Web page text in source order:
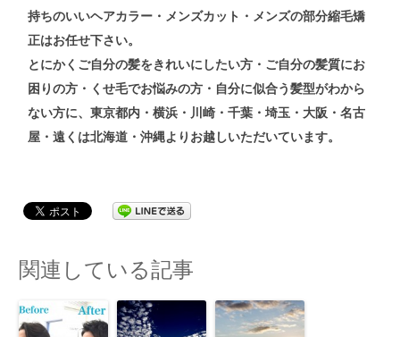
持ちのいいヘアカラー・メンズカット ・メンズの部分縮毛矯
正はお任せ下さい。
とにかくご自分の髪をきれいにしたい方・ご自分の髪質にお
困りの方・くせ毛でお悩みの方・自分に似合う髪型がわから
ない方に、東京都内・横浜・川崎・千葉・埼玉・大阪・名古
屋・遠くは北海道・沖縄よりお越しいただいています。
関連している記事